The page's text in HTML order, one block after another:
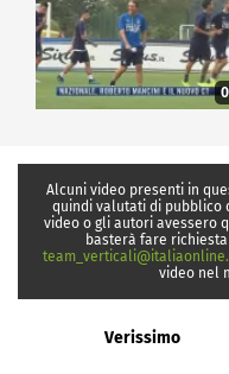
Alcuni video presenti in
quindi valutati di pubblico
video o gli autori avessero
basterà fare
video nel
Verissimo